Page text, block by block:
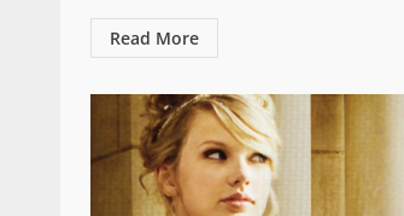
Read More